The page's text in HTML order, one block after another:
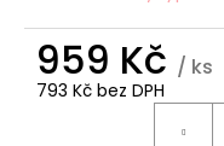
959 Kč / ks
793 Kč bez DPH
PINK
839
Kč